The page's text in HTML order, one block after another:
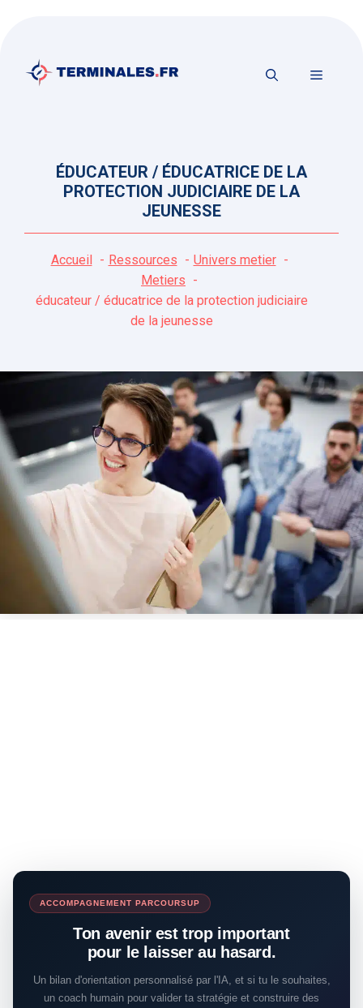
contenu
MENU
ÉDUCATEUR / ÉDUCATRICE DE LA
PROTECTION JUDICIAIRE DE LA
JEUNESSE
Accueil Ressources
Univers metier
Metiers
éducateur / éducatrice de la protection judiciaire
de la jeunesse
ACCOMPAGNEMENT PARCOURSUP
Ton avenir est trop important
pour le laisser au hasard.
Un bilan d'orientation personnalisé par l'IA, et si tu le souhaites,
un coach humain pour valider ta stratégie et construire des